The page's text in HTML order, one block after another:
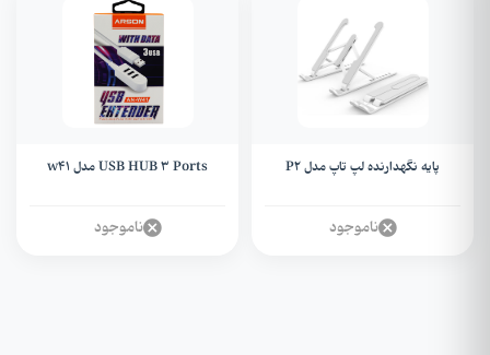
پایه نگهدارنده لپ تاپ مدل P2
ناموجود
USB HUB 3 Ports مدل w41
ناموجود